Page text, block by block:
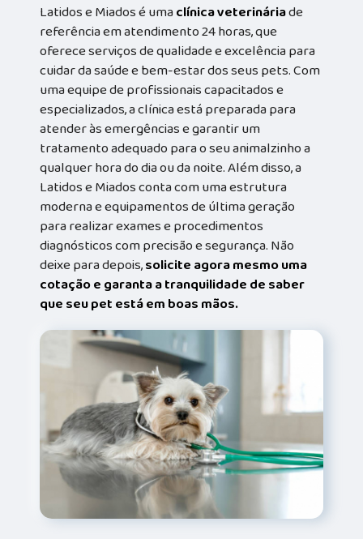
Latidos e Miados é umaclínica veterináriade
referência em atendimento 24 horas, que
oferece serviços de qualidade e excelência para
cuidar da saúde e bem-estar dos seus pets. Com
uma equipe de profissionais capacitados e
especializados, a clínica está preparada para
atender às emergências e garantir um
tratamento adequado para o seu animalzinho a
qualquer hora do dia ou da noite. Além disso, a
Latidos e Miados conta com uma estrutura
moderna e equipamentos de última geração
para realizar exames e procedimentos
diagnósticos com precisão e segurança. Não
deixe para depois,solicite agora mesmo uma
cotação e garanta a tranquilidade de saber
que seu pet está em boas mãos.